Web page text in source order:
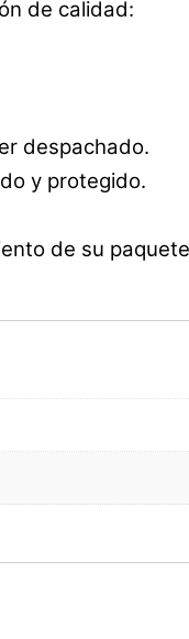
de calidad:
despachado.
y protegido.
de su